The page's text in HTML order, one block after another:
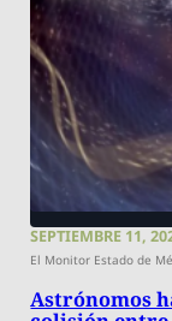
SEPTIEMBRE 11,
El Monitor Estado de
Astrónomos